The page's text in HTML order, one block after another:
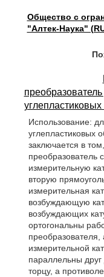
Общество с
"Алтек-Наука"
углепластиковых
Использование:
углепластиковых
заключается в
преобразователь
измерительную
вторую
измерительная
возбуждающую
возбуждающих
ортогональны
преобразователя,
измерительной
параллельны
торцу, а